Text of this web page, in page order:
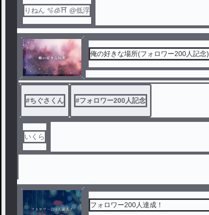
りねん 🫧🧊⛩️ @低浮
俺の好きな場所(フォロワー200人記念)
#ちぐさくん #フォロワー200人記念
いくら
フォロワー200人達成！